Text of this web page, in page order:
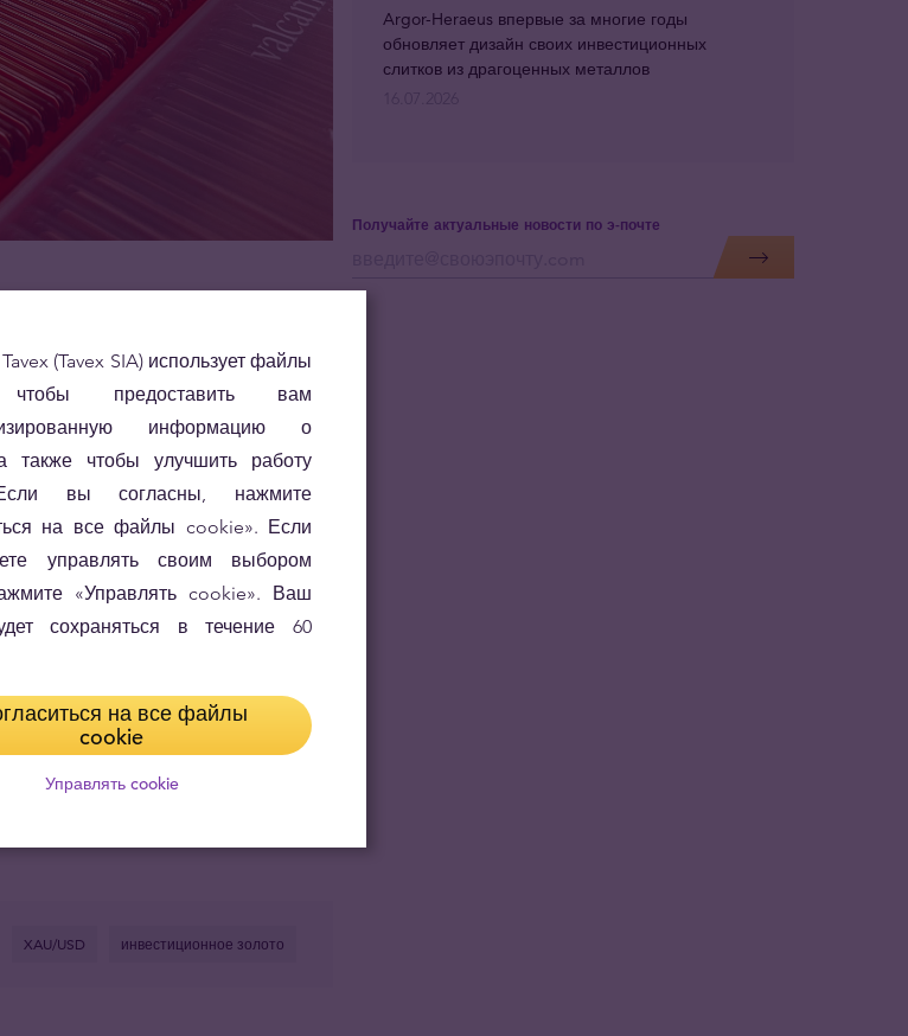
заказчик ожидает от нас
огромного объема работы,
из вас о получении заказа
его клиентам.Просим Вас
Мы свяжемся с Вами
XAU/USD инвестиционное золото
Получайте актуальные новости по э-почте
Argor-Heraeus впервые за многие годы
обновляет дизайн своих инвестиционных
слитков из драгоценных металлов
(Tavex SIA) использует файлы
предоставить вам
информацию о
также чтобы улучшить работу
вы согласны, нажмите
на все файлы cookie». Если
управлять своим выбором
«Управлять cookie». Ваш
сохраняться в течение 60
на все файлы
cookie
Управлять cookie